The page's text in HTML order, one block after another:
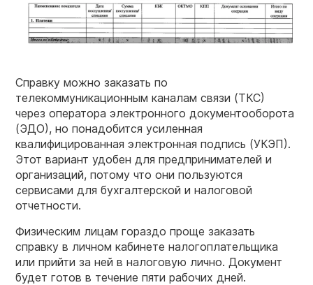
Справку можно заказать по
телекоммуникационным каналам связи (ТКС)
через оператора электронного документооборота
(ЭДО), но понадобится усиленная
квалифицированная электронная подпись (УКЭП).
Этот вариант удобен для предпринимателей и
организаций, потому что они пользуются
сервисами для бухгалтерской и налоговой
отчетности.
Физическим лицам гораздо проще заказать
справку в личном кабинете налогоплательщика
или прийти за ней в налоговую лично. Документ
будет готов в течение пяти рабочих дней.